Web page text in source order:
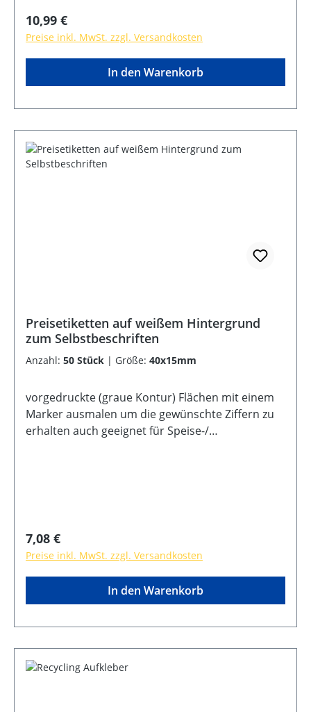
Regulärer Preis:
10,99 €
Preise inkl. MwSt. zzgl. Versandkosten
In den Warenkorb
Preisetiketten auf weißem Hintergrund
zum Selbstbeschriften
Anzahl: 50 Stück | Größe: 40x15mm
vorgedruckte (graue Kontur) Flächen mit einem
Marker ausmalen um die gewünschte Ziffern zu
erhalten auch geeignet für Speise-/
Regulärer Preis:
7,08 €
Preise inkl. MwSt. zzgl. Versandkosten
In den Warenkorb